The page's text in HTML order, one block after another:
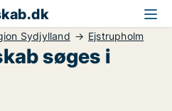
Sydjylland Ejstrupholm
søges i